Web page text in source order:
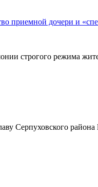
приемной дочери и
строгого режима
Серпуховского